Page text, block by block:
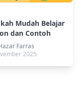
Mudah Belajar
dan Contoh
Nyata
Farras
2025